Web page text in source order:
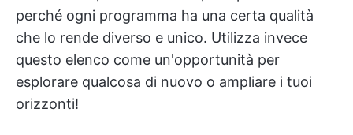
perché ogni programma ha una certa qualità
che lo rende diverso e unico. Utilizza invece
questo elenco come un'opportunità per
esplorare qualcosa di nuovo o ampliare i tuoi
orizzonti!